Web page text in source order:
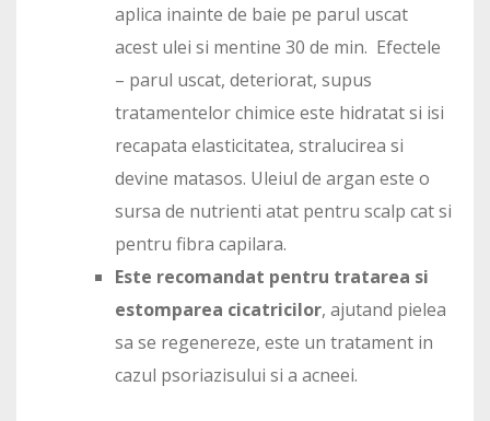
aplica inainte de baie pe parul uscat
acest ulei si mentine 30 de min. Efectele
– parul uscat, deteriorat, supus
tratamentelor chimice este hidratat si isi
recapata elasticitatea, stralucirea si
devine matasos. Uleiul de argan este o
sursa de nutrienti atat pentru scalp cat si
pentru fibra capilara.
Este recomandat pentru tratarea si
estomparea cicatricilor, ajutand pielea
sa se regenereze, este un tratament in
cazul psoriazisului si a acneei.